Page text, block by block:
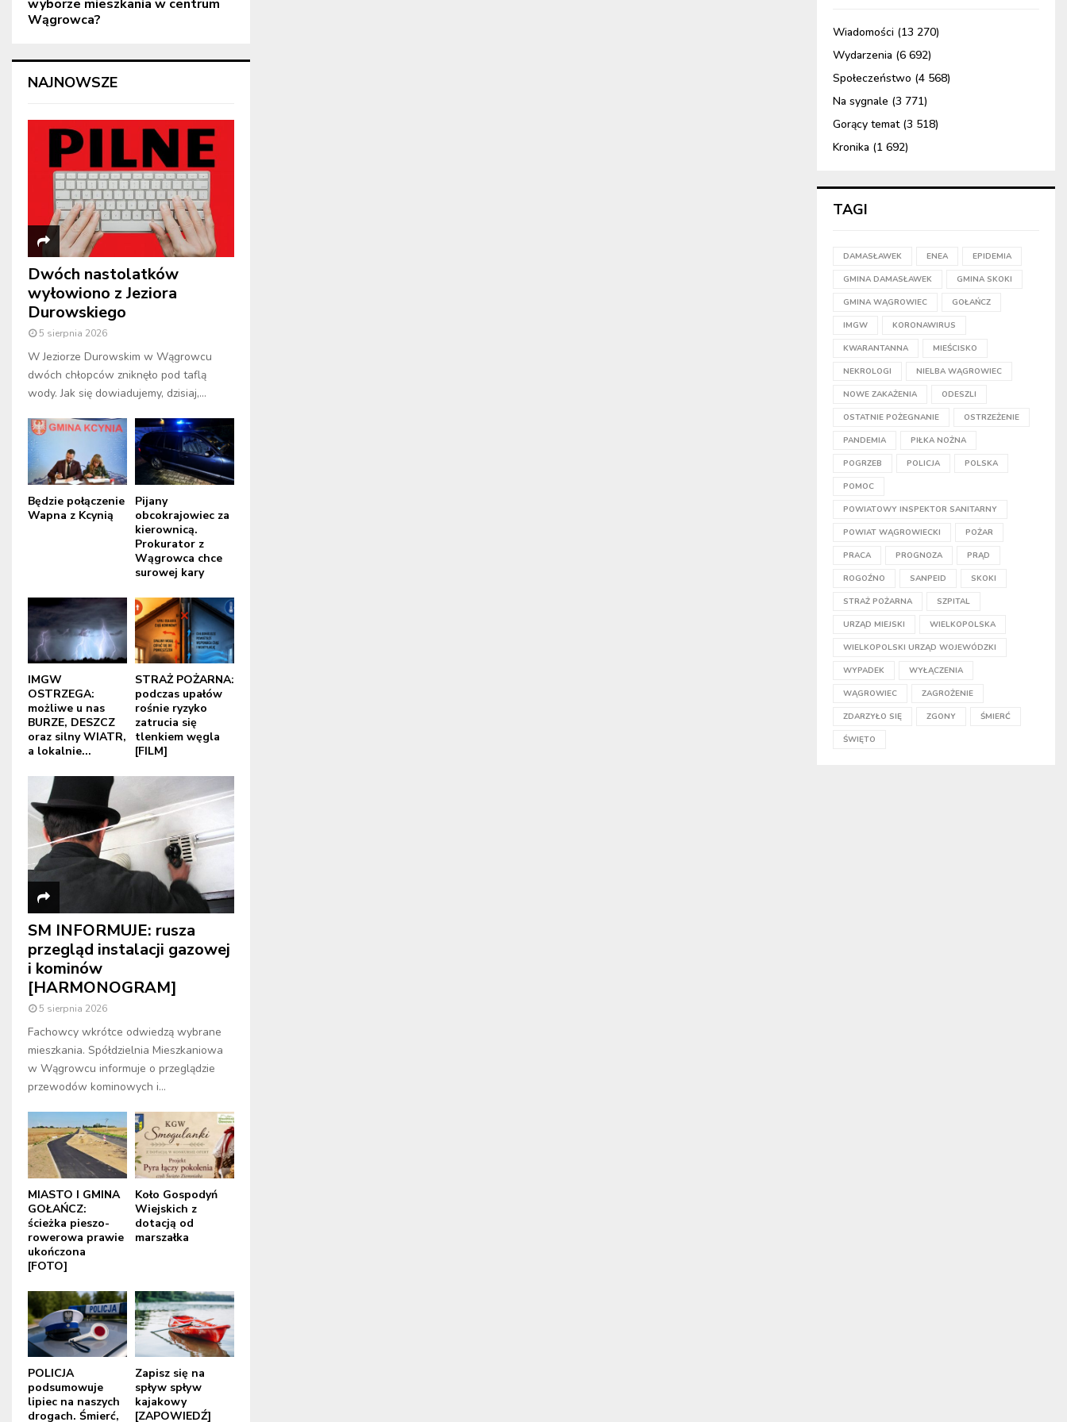
wyborze mieszkania w centrum
Wągrowca?
NAJNOWSZE
Dwóch nastolatków
wyłowiono z Jeziora
Durowskiego
5 sierpnia 2026
W Jeziorze Durowskim w Wągrowcu
dwóch chłopców zniknęło pod taflą
wody. Jak się dowiadujemy, dzisiaj,...
Będzie połączenie
Wapna z Kcynią
Pijany
obcokrajowiec za
kierownicą.
Prokurator z
Wągrowca chce
surowej kary
IMGW
OSTRZEGA:
możliwe u nas
BURZE, DESZCZ
oraz silny WIATR,
a lokalnie...
STRAŻ POŻARNA:
podczas upałów
rośnie ryzyko
zatrucia się
tlenkiem węgla
[FILM]
SM INFORMUJE: rusza
przegląd instalacji gazowej
i kominów
[HARMONOGRAM]
5 sierpnia 2026
Fachowcy wkrótce odwiedzą wybrane
mieszkania. Spółdzielnia Mieszkaniowa
w Wągrowcu informuje o przeglądzie
przewodów kominowych i...
MIASTO I GMINA
GOŁAŃCZ:
ścieżka pieszo-
rowerowa prawie
ukończona
[FOTO]
Koło Gospodyń
Wiejskich z
dotacją od
marszałka
POLICJA
podsumowuje
lipiec na naszych
drogach. Śmierć,
Zapisz się na
spływ spływ
kajakowy
[ZAPOWIEDŹ]
Wiadomości (13 270)
Wydarzenia (6 692)
Społeczeństwo (4 568)
Na sygnale (3 771)
Gorący temat(3 518)
Kronika (1 692)
TAGI
DAMASŁAWEK ENEA EPIDEMIA
GMINA DAMASŁAWEK GMINA SKOKI
GMINA WĄGROWIEC GOŁAŃCZ
IMGW KORONAWIRUS
KWARANTANNA MIEŚCISKO
NEKROLOGI NIELBA WĄGROWIEC
NOWE ZAKAŻENIA ODESZLI
OSTATNIE POŻEGNANIE OSTRZEŻENIE
PANDEMIA PIŁKA NOŻNA
POGRZEB POLICJA POLSKA
POMOC
POWIATOWY INSPEKTOR SANITARNY
POWIAT WĄGROWIECKI POŻAR
PRACA PROGNOZA PRĄD
ROGOŹNO SANPEID SKOKI
STRAŻ POŻARNA SZPITAL
URZĄD MIEJSKI WIELKOPOLSKA
WIELKOPOLSKI URZĄD WOJEWÓDZKI
WYPADEK WYŁĄCZENIA
WĄGROWIEC ZAGROŻENIE
ZDARZYŁO SIĘ ZGONY ŚMIERĆ
ŚWIĘTO